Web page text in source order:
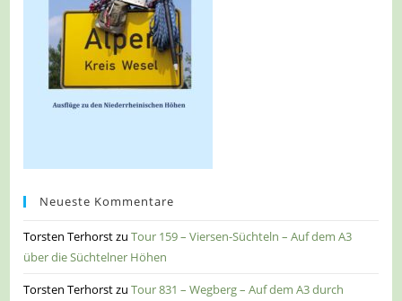
Neueste Kommentare
Torsten TerhorstzuTour 159 – Viersen-Süchteln – Auf dem A3
über die Süchtelner Höhen
Torsten TerhorstzuTour 831 – Wegberg – Auf dem A3 durch